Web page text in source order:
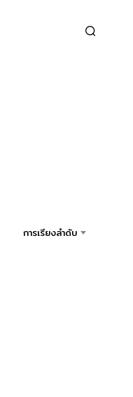
การเรียงลำดับ